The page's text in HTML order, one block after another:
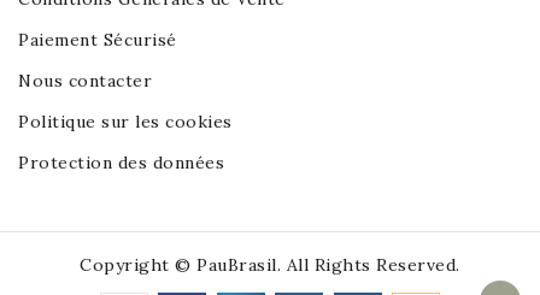
Paiement Sécurisé
Nous contacter
Politique sur les cookies
Protection des données
Copyright © PauBrasil. All Rights Reserved.